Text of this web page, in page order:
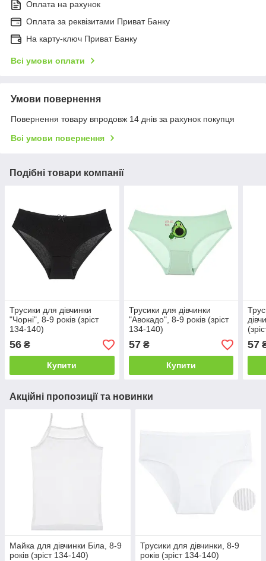
Оплата на рахунок
Оплата за реквізитами Приват Банку
На карту-ключ Приват Банку
Всі умови оплати
Умови повернення
Повернення товару впродовж 14 днів за рахунок покупця
Всі умови повернення
Подібні товари компанії
Трусики для дівчинки
"Чорні", 8-9 років (зріст
134-140)
56 ₴
Купити
Трусики для дівчинки
"Авокадо", 8-9 років (зріст
134-140)
57₴
Купити
57
Акційні пропозиції та новинки
Майка для дівчинки Біла, 8-9
років (зріст 134-140)
Трусики для дівчинки, 8-9
років (зріст 134-140)